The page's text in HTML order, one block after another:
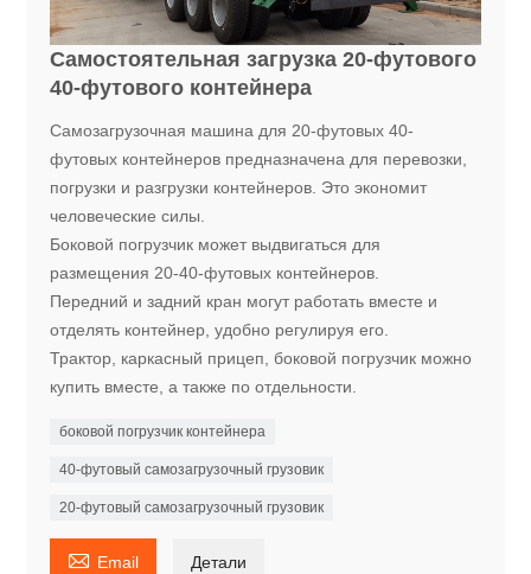
Самостоятельная загрузка 20-футового
40-футового контейнера
Самозагрузочная машина для 20-футовых 40-
футовых контейнеров предназначена для перевозки,
погрузки и разгрузки контейнеров. Это экономит
человеческие силы.
Боковой погрузчик может выдвигаться для
размещения 20-40-футовых контейнеров.
Передний и задний кран могут работать вместе и
отделять контейнер, удобно регулируя его.
Трактор, каркасный прицеп, боковой погрузчик можно
купить вместе, а также по отдельности.
боковой погрузчик контейнера
40-футовый самозагрузочный грузовик
20-футовый самозагрузочный грузовик
 Email Детали